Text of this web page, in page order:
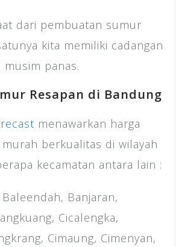
dari pembuatan sumur
kita memiliki cadangan
panas.
Resapan di Bandung
menawarkan harga
berkualitas di wilayah
kecamatan antara lain :
Banjaran,
Cicalengka,
Cimaung, Cimenyan,